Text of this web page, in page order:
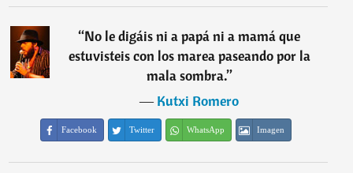
“No le digáis ni a papá ni a mamá que
estuvisteis con los marea paseando por la
mala sombra.”
―Kutxi Romero
Facebook Twitter WhatsApp Imagen